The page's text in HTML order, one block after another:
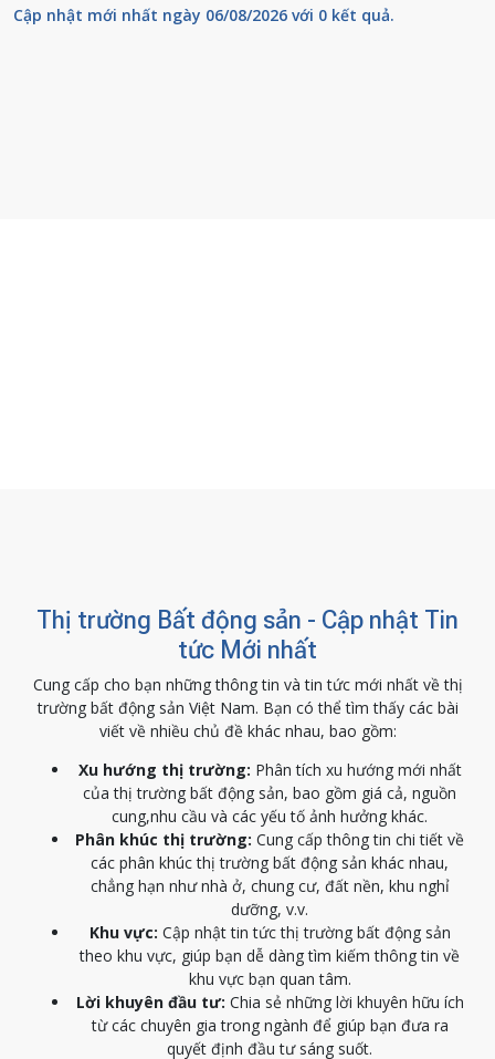
Cập nhật mới nhất ngày 06/08/2026 với 0 kết quả.
Thị trường Bất động sản - Cập nhật Tin
tức Mới nhất
Cung cấp cho bạn những thông tin và tin tức mới nhất về thị
trường bất động sản Việt Nam. Bạn có thể tìm thấy các bài
viết về nhiều chủ đề khác nhau, bao gồm:
Xu hướng thị trường: Phân tích xu hướng mới nhất
của thị trường bất động sản, bao gồm giá cả, nguồn
cung,nhu cầu và các yếu tố ảnh hưởng khác.
Phân khúc thị trường: Cung cấp thông tin chi tiết về
các phân khúc thị trường bất động sản khác nhau,
chẳng hạn như nhà ở, chung cư, đất nền, khu nghỉ
dưỡng, v.v.
Khu vực: Cập nhật tin tức thị trường bất động sản
theo khu vực, giúp bạn dễ dàng tìm kiếm thông tin về
khu vực bạn quan tâm.
Lời khuyên đầu tư: Chia sẻ những lời khuyên hữu ích
từ các chuyên gia trong ngành để giúp bạn đưa ra
quyết định đầu tư sáng suốt.